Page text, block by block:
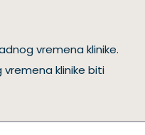
vremena klinike.
klinike biti